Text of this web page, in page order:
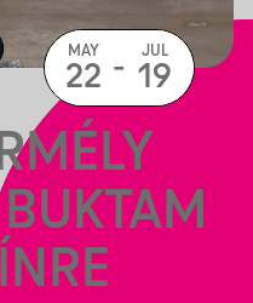
MAY
22 - JUL
19